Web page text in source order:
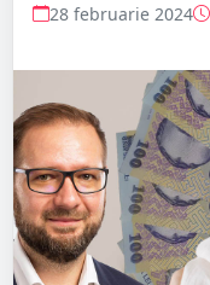
28 februarie 2024